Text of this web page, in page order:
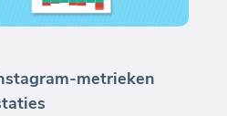
metrieken